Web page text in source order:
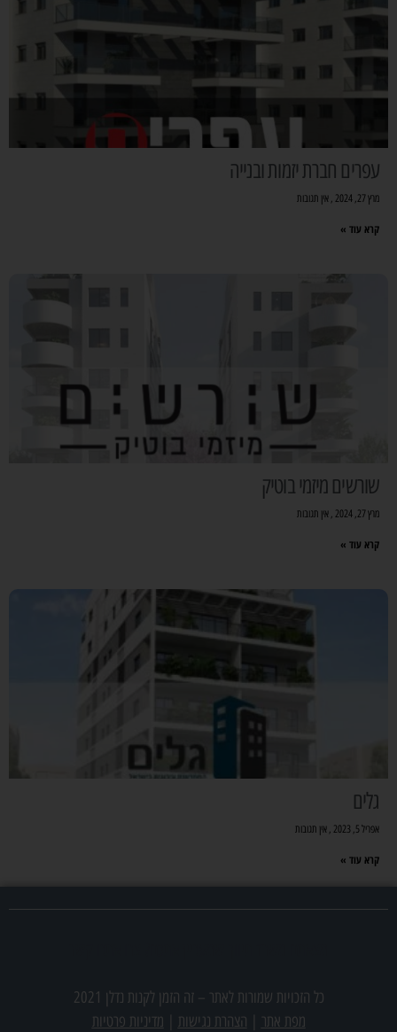
עפרים חברת יזמות ובנייה
מרץ 27, 2024 אין תגובות
קרא עוד »
שורשים מיזמי בוטיק
מרץ 27, 2024 אין תגובות
קרא עוד »
גלים
אפריל 5, 2023 אין תגובות
קרא עוד »
כל הזכויות שמורות לאתר –זה הזמן לקנות נדלן 2021
מפת אתר
הצהרת נגישות מדיניות פרטיות